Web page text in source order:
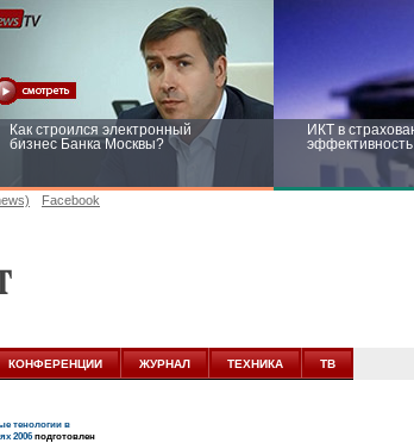
Как строился электронный
бизнес Банка Москвы?
ИКТ в
новых условиях
Facebook
КОНФЕРЕНЦИИ ЖУРНАЛ ТЕХНИКА ТВ
тенологии в
2006подготовлен